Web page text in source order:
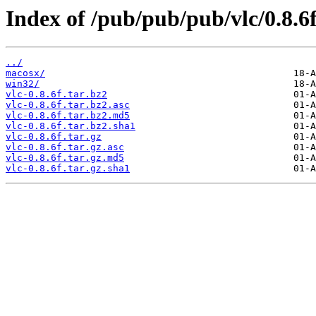
Index of /pub/pub/pub/vlc/
../
macosx/
win32/
vlc-0.8.6f.tar.bz2
vlc-0.8.6f.tar.bz2.asc
vlc-0.8.6f.tar.bz2.md5
vlc-0.8.6f.tar.bz2.sha1
vlc-0.8.6f.tar.gz
vlc-0.8.6f.tar.gz.asc
vlc-0.8.6f.tar.gz.md5
vlc-0.8.6f.tar.gz.sha1